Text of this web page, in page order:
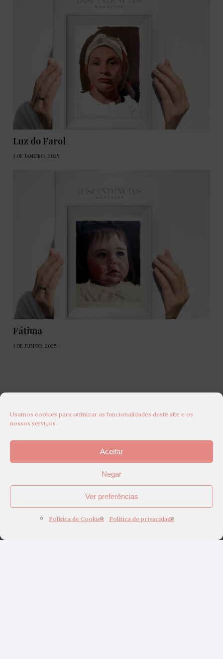
Usamos cookies para otimizar as funcionalidades deste site e os
nossos serviços.
Aceitar
Negar
Ver preferências
Política de Cookies Política de privacidade
Luz do Farol
1 DE JANEIRO, 2025
Fátima
1 DE JUNHO, 2025